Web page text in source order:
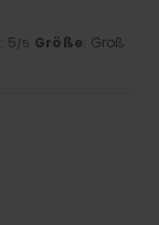
: 5 /5 Größe: Groß